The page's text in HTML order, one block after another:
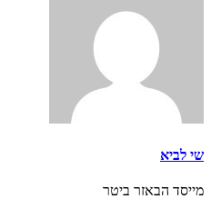
שי לביא
מייסד הבאזר ביטר